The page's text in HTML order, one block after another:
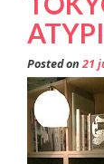
Posted on21